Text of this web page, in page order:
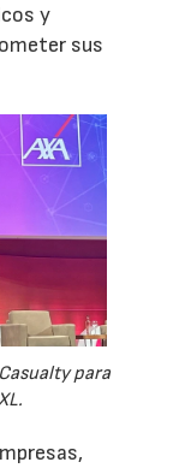
y
sus
para